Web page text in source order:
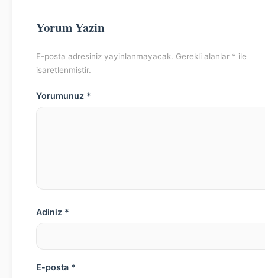
Yorum Yazin
E-posta adresiniz yayinlanmayacak. Gerekli alanlar * ile
isaretlenmistir.
Yorumunuz *
Adiniz *
E-posta *